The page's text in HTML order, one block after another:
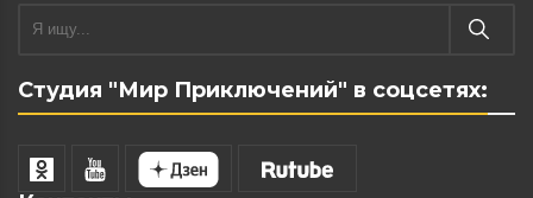
Студия "Мир Приключений" в соцсетях: